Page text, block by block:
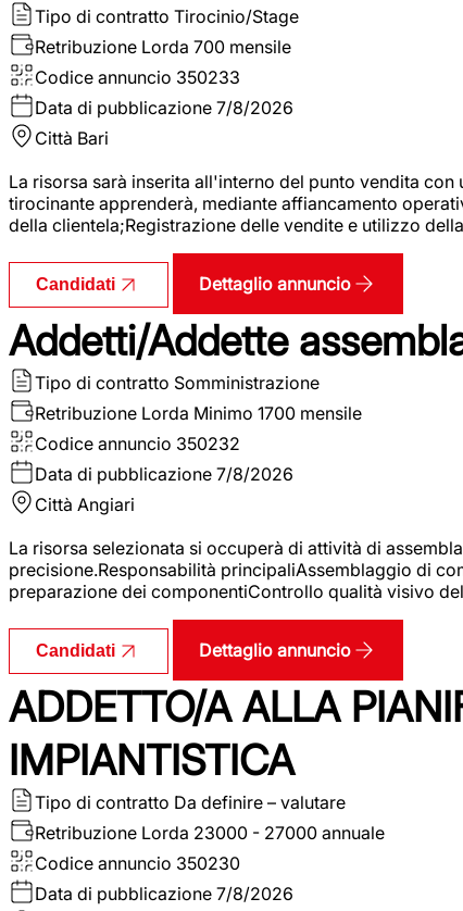
Tipo di contratto Tirocinio/Stage
Retribuzione Lorda 700 mensile
Codice annuncio 350233
Data di pubblicazione 7/8/2026
Città Bari
La risorsa sarà inserita all'interno del punto vendita
tirocinante apprenderà, mediante affiancamento
della clientela;Registrazione delle vendite e utilizzo
Candidati Dettaglio annuncio
Addetti/Addette
Tipo di contratto Somministrazione
Retribuzione Lorda Minimo 1700 mensile
Codice annuncio 350232
Data di pubblicazione 7/8/2026
Città Angiari
La risorsa selezionata si occuperà di attività di
precisione.Responsabilità principaliAssemblaggio di
preparazione dei componentiControllo qualità visivo
Candidati Dettaglio annuncio
ADDETTO/A ALLA
IMPIANTISTICA
Tipo di contratto Da definire – valutare
Retribuzione Lorda 23000 - 27000 annuale
Codice annuncio 350230
Data di pubblicazione 7/8/2026